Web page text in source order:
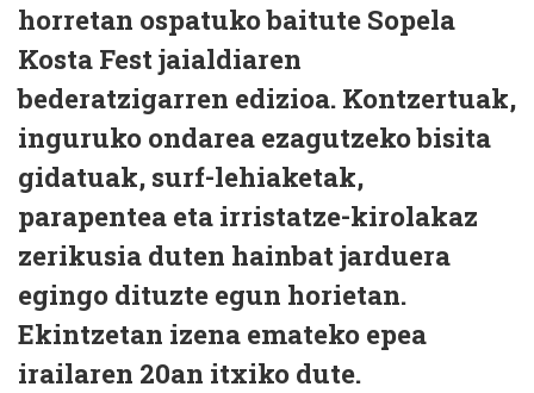
horretan ospatuko baitute Sopela
Kosta Fest jaialdiaren
bederatzigarren edizioa. Kontzertuak,
inguruko ondarea ezagutzeko bisita
gidatuak, surf-lehiaketak,
parapentea eta irristatze-kirolakaz
zerikusia duten hainbat jarduera
egingo dituzte egun horietan.
Ekintzetan izena emateko epea
irailaren 20an itxiko dute.